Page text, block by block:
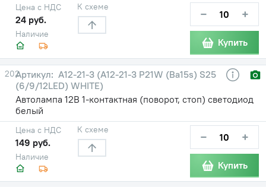
Наличие
Цена с НДС
24 руб.
К схеме − +
Купить
202
А12-21-3 (А12-21-3 P21W (Ba15s) S25
(6/9/12LED) WHITE)
Автолампа 12В 1-контактная (поворот, стоп) светодиод
белый
Наличие
Цена с НДС
149 руб.
К схеме − +
Купить